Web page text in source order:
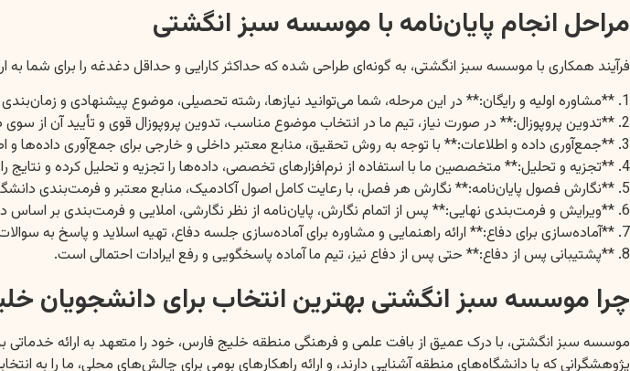
مراحل انجام پایان‌نامه با موسسه سبز انگشتی
فرآیند همکاری با موسسه سبز انگشتی، به گونه‌ای طراحی شده که حداکثر کارایی و حداقل دغدغه را برای شما به
1. **مشاوره اولیه و رایگان:** در این مرحله، شما می‌توانید نیازها، رشته تحصیلی، موضوع پیشنهادی و زمان‌بندی خود را با کارشناسان ما مطرح کنید.
2. **تدوین پروپوزال:** در صورت نیاز، تیم ما در انتخاب موضوع مناسب، تدوین پروپوزال قوی و تأیید آن از سوی دانشگاه، شما را یاری می‌کند.
3. **جمع‌آوری داده و اطلاعات:** با توجه به روش تحقیق، منابع معتبر داخلی و خارجی برای جمع‌آوری داده‌ها و اطلاعات مورد نیاز شناسایی و استفاده می‌شوند.
4. **تجزیه و تحلیل:** متخصصین ما با استفاده از نرم‌افزارهای تخصصی، داده‌ها را تجزیه و تحلیل کرده و نتایج را به صورت دقیق ارائه می‌دهند.
5. **نگارش فصول پایان‌نامه:** نگارش هر فصل، با رعایت کامل اصول آکادمیک، منابع معتبر و فرمت‌بندی دانشگاه شما انجام می‌شود.
6. **ویرایش و فرمت‌بندی نهایی:** پس از اتمام نگارش، پایان‌نامه از نظر نگارشی، املایی و فرمت‌بندی بر اساس دستورالعمل دانشگاه شما، مورد بازبینی دقیق قرار می‌گیرد.
7. **آماده‌سازی برای دفاع:** ارائه راهنمایی و مشاوره برای آماده‌سازی جلسه دفاع، تهیه اسلاید و پاسخ به سوالات احتمالی.
8. **پشتیبانی پس از دفاع:** حتی پس از دفاع نیز، تیم ما آماده پاسخگویی و رفع ایرادات احتمالی است.
چرا موسسه سبز انگشتی بهترین انتخاب برای دانشجویان
موسسه سبز انگشتی، با درک عمیق از بافت علمی و فرهنگی منطقه خلیج فارس، خود را متعهد به ارائه خدماتی
پژوهشگرانی که با دانشگاه‌های منطقه آشنایی دارند، و ارائه راهکارهای بومی برای چالش‌های محلی، ما را